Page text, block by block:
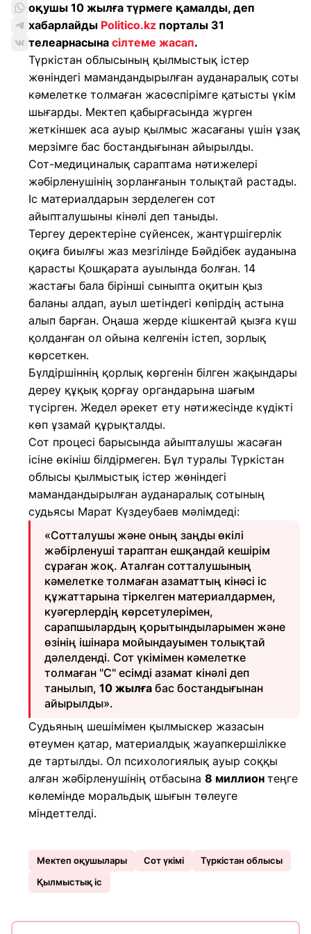
оқушы 10 жылға түрмеге қамалды, деп
хабарлайды Politico.kz порталы 31
телеарнасына сілтеме жасап.
Түркістан облысының қылмыстық істер
жөніндегі мамандандырылған ауданаралық соты
кәмелетке толмаған жасөспірімге қатысты үкім
шығарды. Мектеп қабырғасында жүрген
жеткіншек аса ауыр қылмыс жасағаны үшін ұзақ
мерзімге бас бостандығынан айырылды.
Сот-медициналық сараптама нәтижелері
жәбірленушінің зорланғанын толықтай растады.
Іс материалдарын зерделеген сот
айыпталушыны кінәлі деп таныды.
Тергеу деректеріне сүйенсек, жантүршігерлік
оқиға биылғы жаз мезгілінде Бәйдібек ауданына
қарасты Қошқарата ауылында болған. 14
жастағы бала бірінші сыныпта оқитын қыз
баланы алдап, ауыл шетіндегі көпірдің астына
алып барған. Оңаша жерде кішкентай қызға күш
қолданған ол ойына келгенін істеп, зорлық
көрсеткен.
Бүлдіршіннің қорлық көргенін білген жақындары
дереу құқық қорғау органдарына шағым
түсірген. Жедел әрекет ету нәтижесінде күдікті
көп ұзамай құрықталды.
Сот процесі барысында айыпталушы жасаған
ісіне өкініш білдірмеген. Бұл туралы Түркістан
облысы қылмыстық істер жөніндегі
мамандандырылған ауданаралық сотының
судьясы Марат Күздеубаев мәлімдеді:
«Сотталушы және оның заңды өкілі
жәбірленуші тараптан ешқандай кешірім
сұраған жоқ. Аталған сотталушының
кәмелетке толмаған азаматтың кінәсі іс
құжаттарына тіркелген материалдармен,
куәгерлердің көрсетулерімен,
сарапшылардың қорытындыларымен және
өзінің ішінара мойындауымен толықтай
дәлелденді. Сот үкімімен кәмелетке
толмаған "С" есімді азамат кінәлі деп
танылып, 10 жылға бас бостандығынан
айырылды».
Судьяның шешімімен қылмыскер жазасын
өтеумен қатар, материалдық жауапкершілікке
де тартылды. Ол психологиялық ауыр соққы
алған жәбірленушінің отбасына 8 миллион теңге
көлемінде моральдық шығын төлеуге
міндеттелді.
Мектеп оқушылары Сот үкімi
Түркістан облысы
Қылмыстық іс